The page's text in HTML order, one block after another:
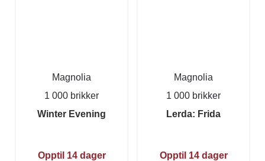
Magnolia
1 000 brikker
Winter Evening
Opptil 14 dager
Magnolia
1 000 brikker
Lerda: Frida
Opptil 14 dager